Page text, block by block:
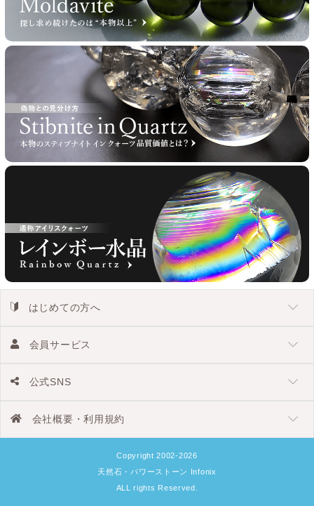
はじめての方へ
会員サービス
公式SNS
会社概要・利用規約
Copyright 2002-2026
天然石・パワーストーン Infonix
ALL rights Reserved.